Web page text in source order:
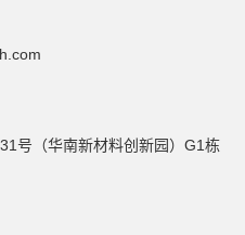
号（华南新材料创新园）G1栋